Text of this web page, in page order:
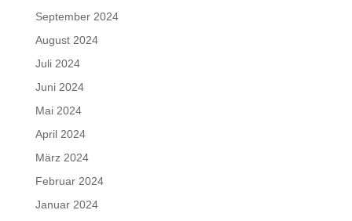
September 2024
August 2024
Juli 2024
Juni 2024
Mai 2024
April 2024
März 2024
Februar 2024
Januar 2024